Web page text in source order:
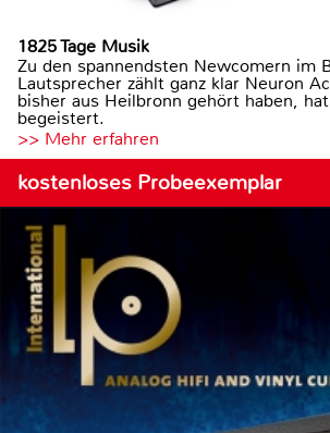
1825 Tage Musik
Zu den spannendsten Newcomern im
Lautsprecher zählt ganz klar Neuron
bisher aus Heilbronn gehört haben,
begeistert.
>> Mehr erfahren
kostenloses Probeexemplar